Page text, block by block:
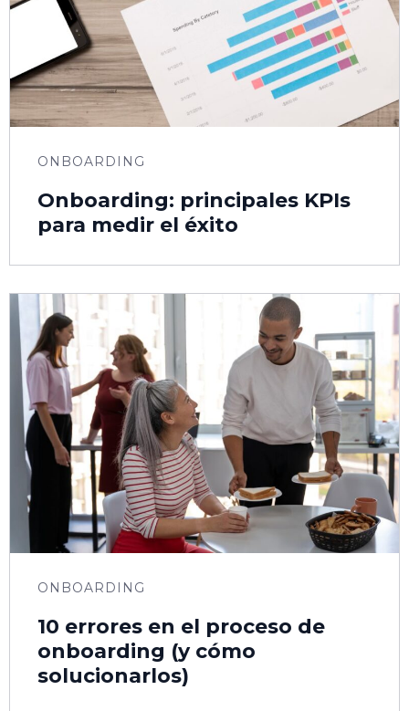
ONBOARDING
Onboarding: principales KPIs
para medir el éxito
ONBOARDING
10 errores en el proceso de
onboarding (y cómo
solucionarlos)